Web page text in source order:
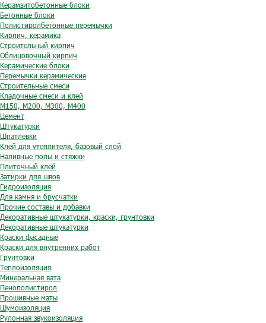
Керамзитобетонные блоки
Бетонные блоки
Полистиролбетонные перемычки
Кирпич, керамика
Строительный кирпич
Облицовочный кирпич
Керамические блоки
Перемычки керамические
Строительные смеси
Кладочные смеси и клей
М150, М200, М300, М400
Цемент
Штукатурки
Шпатлевки
Клей для утеплителя, базовый слой
Наливные полы и стяжки
Плиточный клей
Затирки для швов
Гидроизоляция
Для камня и брусчатки
Прочие составы и добавки
Декоративные штукатурки, краски, грунтовки
Декоративные штукатурки
Краски фасадные
Краски для внутренних работ
Грунтовки
Теплоизоляция
Минеральная вата
Пенополистирол
Прошивные маты
Шумоизоляция
Рулонная звукоизоляция